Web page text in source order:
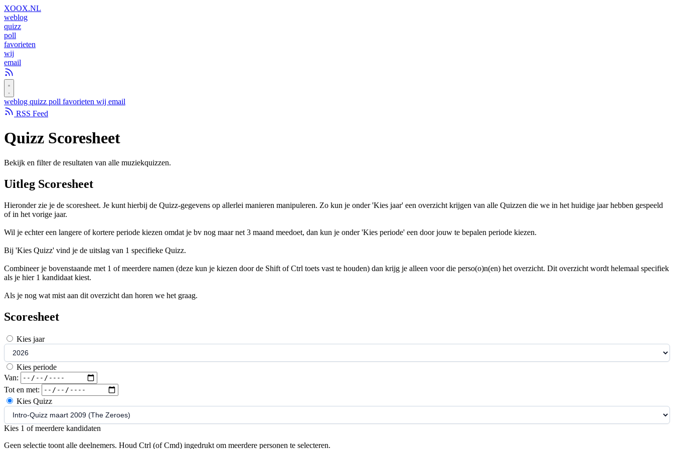
XOOX.NL
weblog
quizz
poll
favorieten
wij
email
weblog quizz poll favorieten wij email
RSS Feed
Quizz Scoresheet
Bekijk en filter de resultaten van alle muziekquizzen.
Uitleg Scoresheet
Hieronder zie je de scoresheet. Je kunt hierbij de Quizz-gegevens op allerlei manieren manipuleren. Zo kun je onder 'Kies jaar' een overzicht krijgen van alle Quizzen die we in het huidige jaar hebben gespeeld
of in het vorige jaar.
Wil je echter een langere of kortere periode kiezen omdat je bv nog maar net 3 maand meedoet, dan kun je onder 'Kies periode' een door jouw te bepalen periode kiezen.
Bij 'Kies Quizz' vind je de uitslag van 1 specifieke Quizz.
Combineer je bovenstaande met 1 of meerdere namen (deze kun je kiezen door de Shift of Ctrl toets vast te houden) dan krijg je alleen voor die perso(o)n(en) het overzicht. Dit overzicht wordt helemaal specifiek
als je hier 1 kandidaat kiest.
Als je nog wat mist aan dit overzicht dan horen we het graag.
Scoresheet
Kies jaar
Kies periode
Van:
Tot en met:
Kies Quizz
Kies 1 of meerdere kandidaten
Geen selectie toont alle deelnemers. Houd Ctrl (of Cmd) ingedrukt om meerdere personen te selecteren.